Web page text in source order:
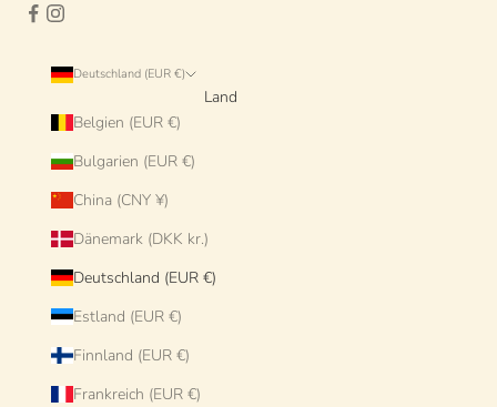
Deutschland (EUR €)
Land
Belgien (EUR €)
Bulgarien (EUR €)
China (CNY ¥)
Dänemark (DKK kr.)
Deutschland (EUR €)
Estland (EUR €)
Finnland (EUR €)
Frankreich (EUR €)